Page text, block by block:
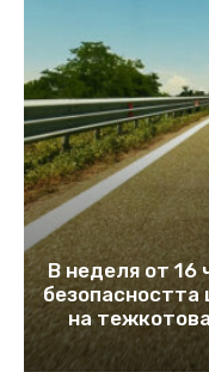
В неделя от 16
безопасността
на